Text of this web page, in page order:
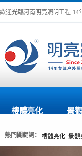
歡迎光臨河南明亮照明工程-
樓體亮化 景
熱門關鍵詞：